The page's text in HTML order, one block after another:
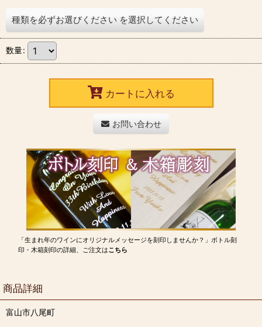
種類を必ずお選びください を選択してください
数量:
カートに入れる
お問い合わせ
「生まれ年のワインにオリジナルメッセージを刻印しませんか？」ボトル刻
印・木箱刻印の詳細、ご注文はこちら
商品詳細
富山市八尾町